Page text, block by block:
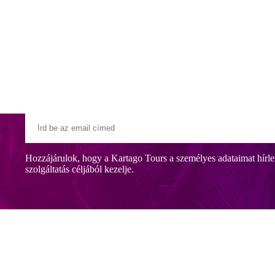
teraszos étterem, bár TV-vel/műholdas adásokkal.
Hozzájárulok, hogy a Kartago Tours a személyes adataimat
szolgáltatás céljából kezelje.